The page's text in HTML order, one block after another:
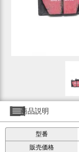
商品説明
型番
販売価格